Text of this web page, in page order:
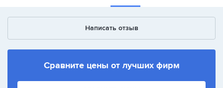
Написать отзыв
Сравните цены от лучших фирм